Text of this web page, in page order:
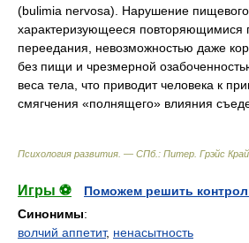
(bulimia nervosa). Нарушение пищевого
характеризующееся повторяющимися
переедания, невозможностью даже
без пищи и чрезмерной
веса тела, что приводит человека к
смягчения «полнящего» влияния
Психология развития. — СПб.: Питер Грэйс
Игры ⚽
Поможем решить
Синонимы:
волчий аппетит, ненасытность